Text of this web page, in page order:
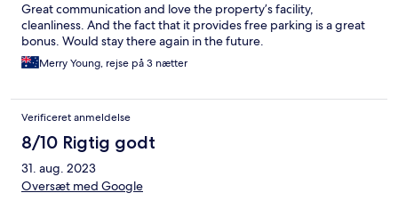
Great communication and love the property’s facility,
cleanliness. And the fact that it provides free parking is a great
bonus. Would stay there again in the future.
Merry Young, rejse på 3 nætter
Verificeret anmeldelse
8/10 Rigtig godt
31. aug. 2023
Oversæt med Google